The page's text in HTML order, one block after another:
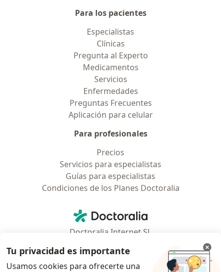
Para los pacientes
Especialistas
Clínicas
Pregunta al Experto
Medicamentos
Servicios
Enfermedades
Preguntas Frecuentes
Aplicación para celular
Para profesionales
Precios
Servicios para especialistas
Guías para especialistas
Condiciones de los Planes Doctoralia
Doctoralia - Página de inicio
Doctoralia Internet SL
08019 Barcelona, Spain
Tu privacidad es importante
Usamos cookies para ofrecerte una